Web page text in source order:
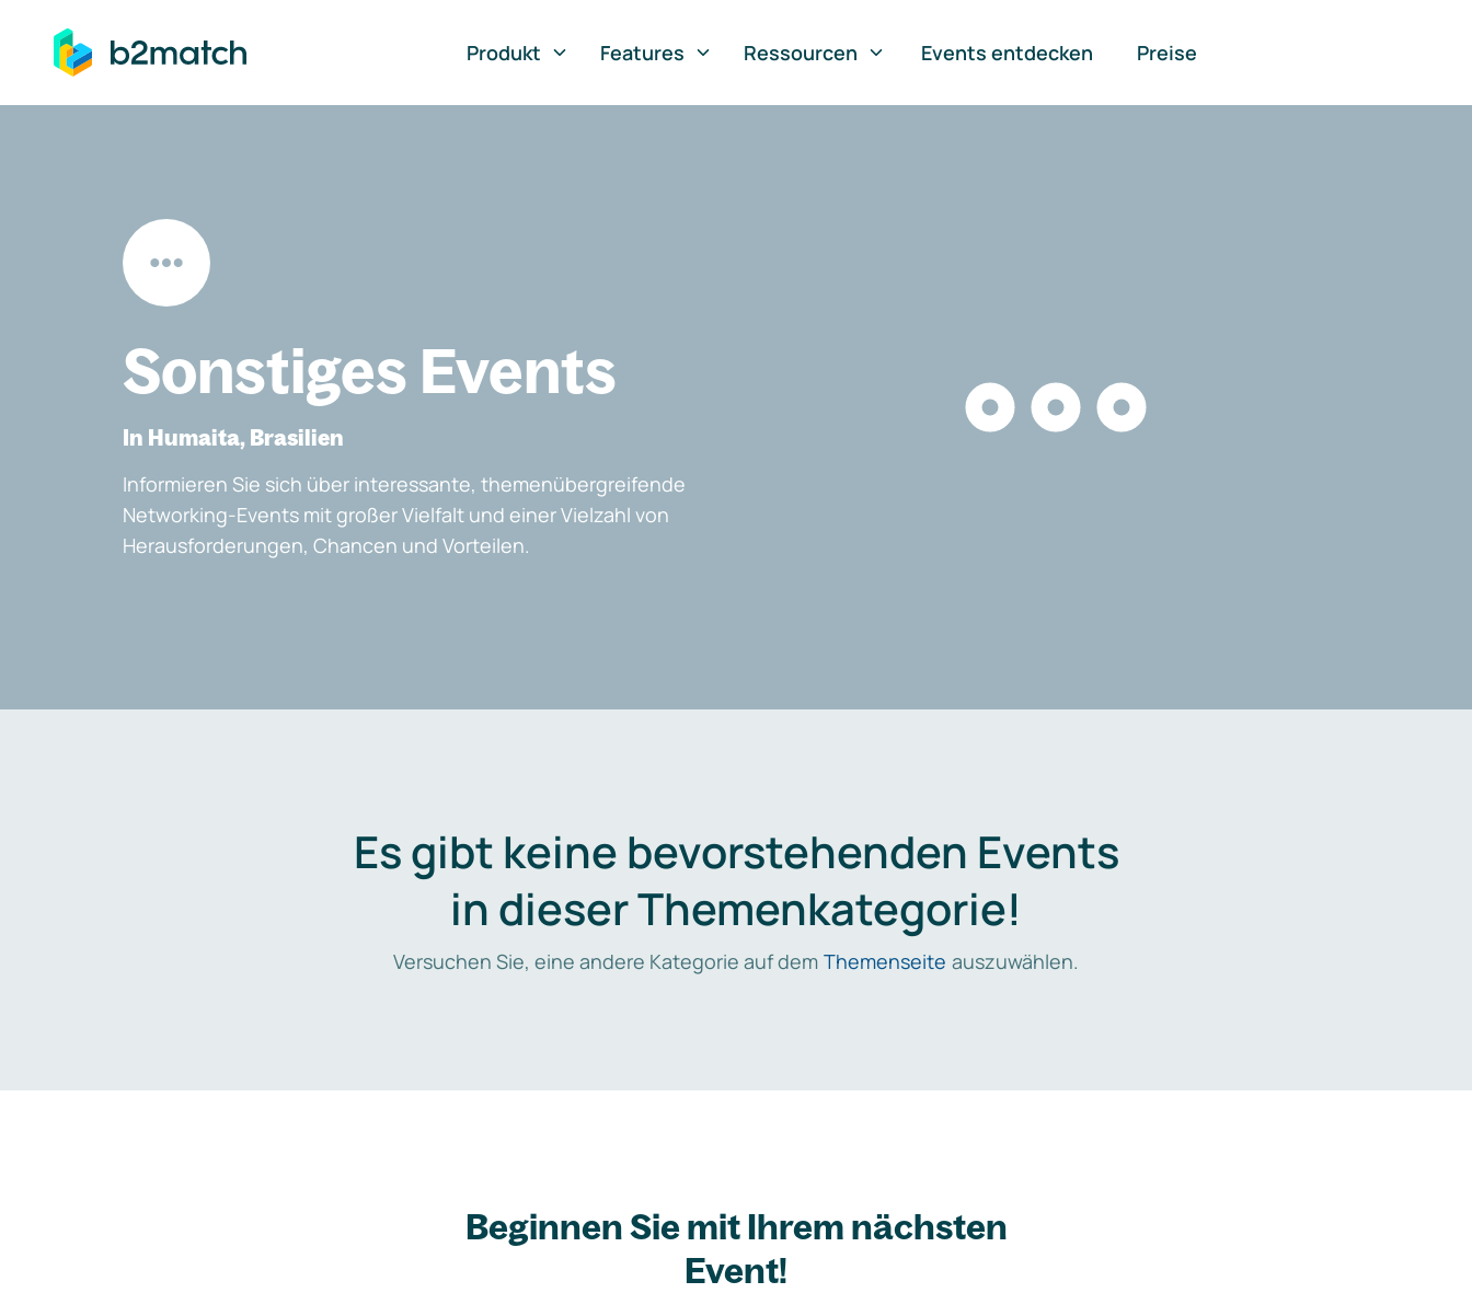
springen
Produkt
Features Ressourcen Events entdecken Preise
Sonstiges Events
In Humaita, Brasilien
Informieren Sie sich über interessante, themenübergreifende
Networking-Events mit großer Vielfalt und einer Vielzahl von
Herausforderungen, Chancen und Vorteilen.
Es gibt keine bevorstehenden Events
in dieser Themenkategorie!
Versuchen Sie, eine andere Kategorie auf dem Themenseite auszuwählen.
Beginnen Sie mit Ihrem nächsten
Event!